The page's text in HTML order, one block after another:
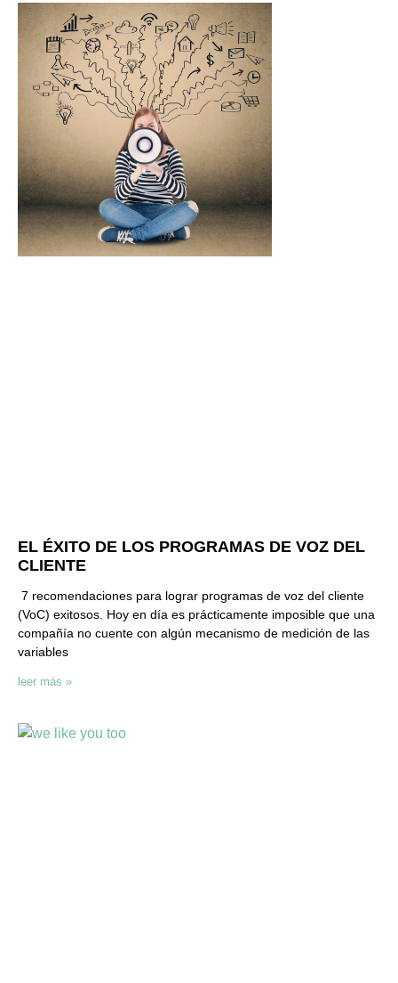
EL ÉXITO DE LOS PROGRAMAS DE VOZ DEL
CLIENTE
7 recomendaciones para lograr programas de voz del cliente
(VoC) exitosos. Hoy en día es prácticamente imposible que una
compañía no cuente con algún mecanismo de medición de las
variables
leer más »